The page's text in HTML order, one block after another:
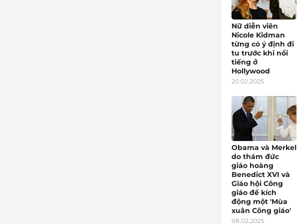
Nữ diễn viên
Nicole Kidman
từng có ý định đi
tu trước khi nổi
tiếng ở
Hollywood
20.02.2025
Obama và Merkel
do thám đức
giáo hoàng
Benedict XVI và
Giáo hội Công
giáo để kích
động một 'Mùa
xuân Công giáo'
08.02.2025